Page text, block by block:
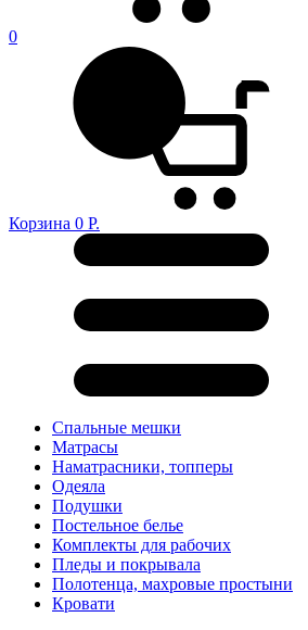
0
Корзина 0 Р.
Спальные мешки
Матрасы
Наматрасники, топперы
Одеяла
Подушки
Постельное белье
Комплекты для рабочих
Пледы и покрывала
Полотенца, махровые простыни
Кровати